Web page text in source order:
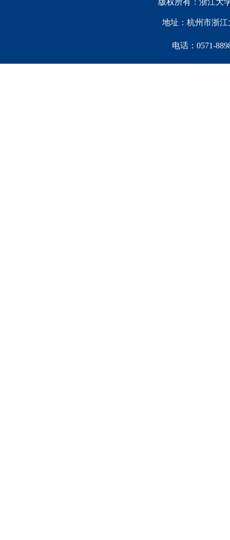
版权所有：浙江大
地址：杭州市浙江
电话：0571-